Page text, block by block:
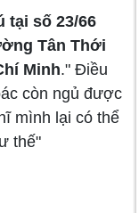
tại số 23/66
Tân Thới
Minh." Điều
còn ngủ được
mình lại có thể
thế"